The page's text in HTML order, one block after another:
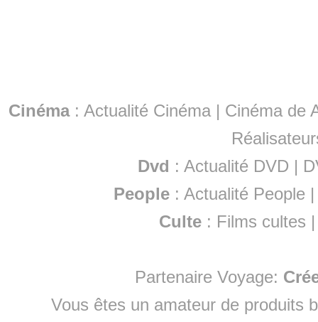
Cinéma: Actualité Cinéma | Cinéma de
Dvd : Actualité DVD |
People :Actualité People
Culte : Films cultes
Partenaire Voyage:
Vous êtes un amateur de produits